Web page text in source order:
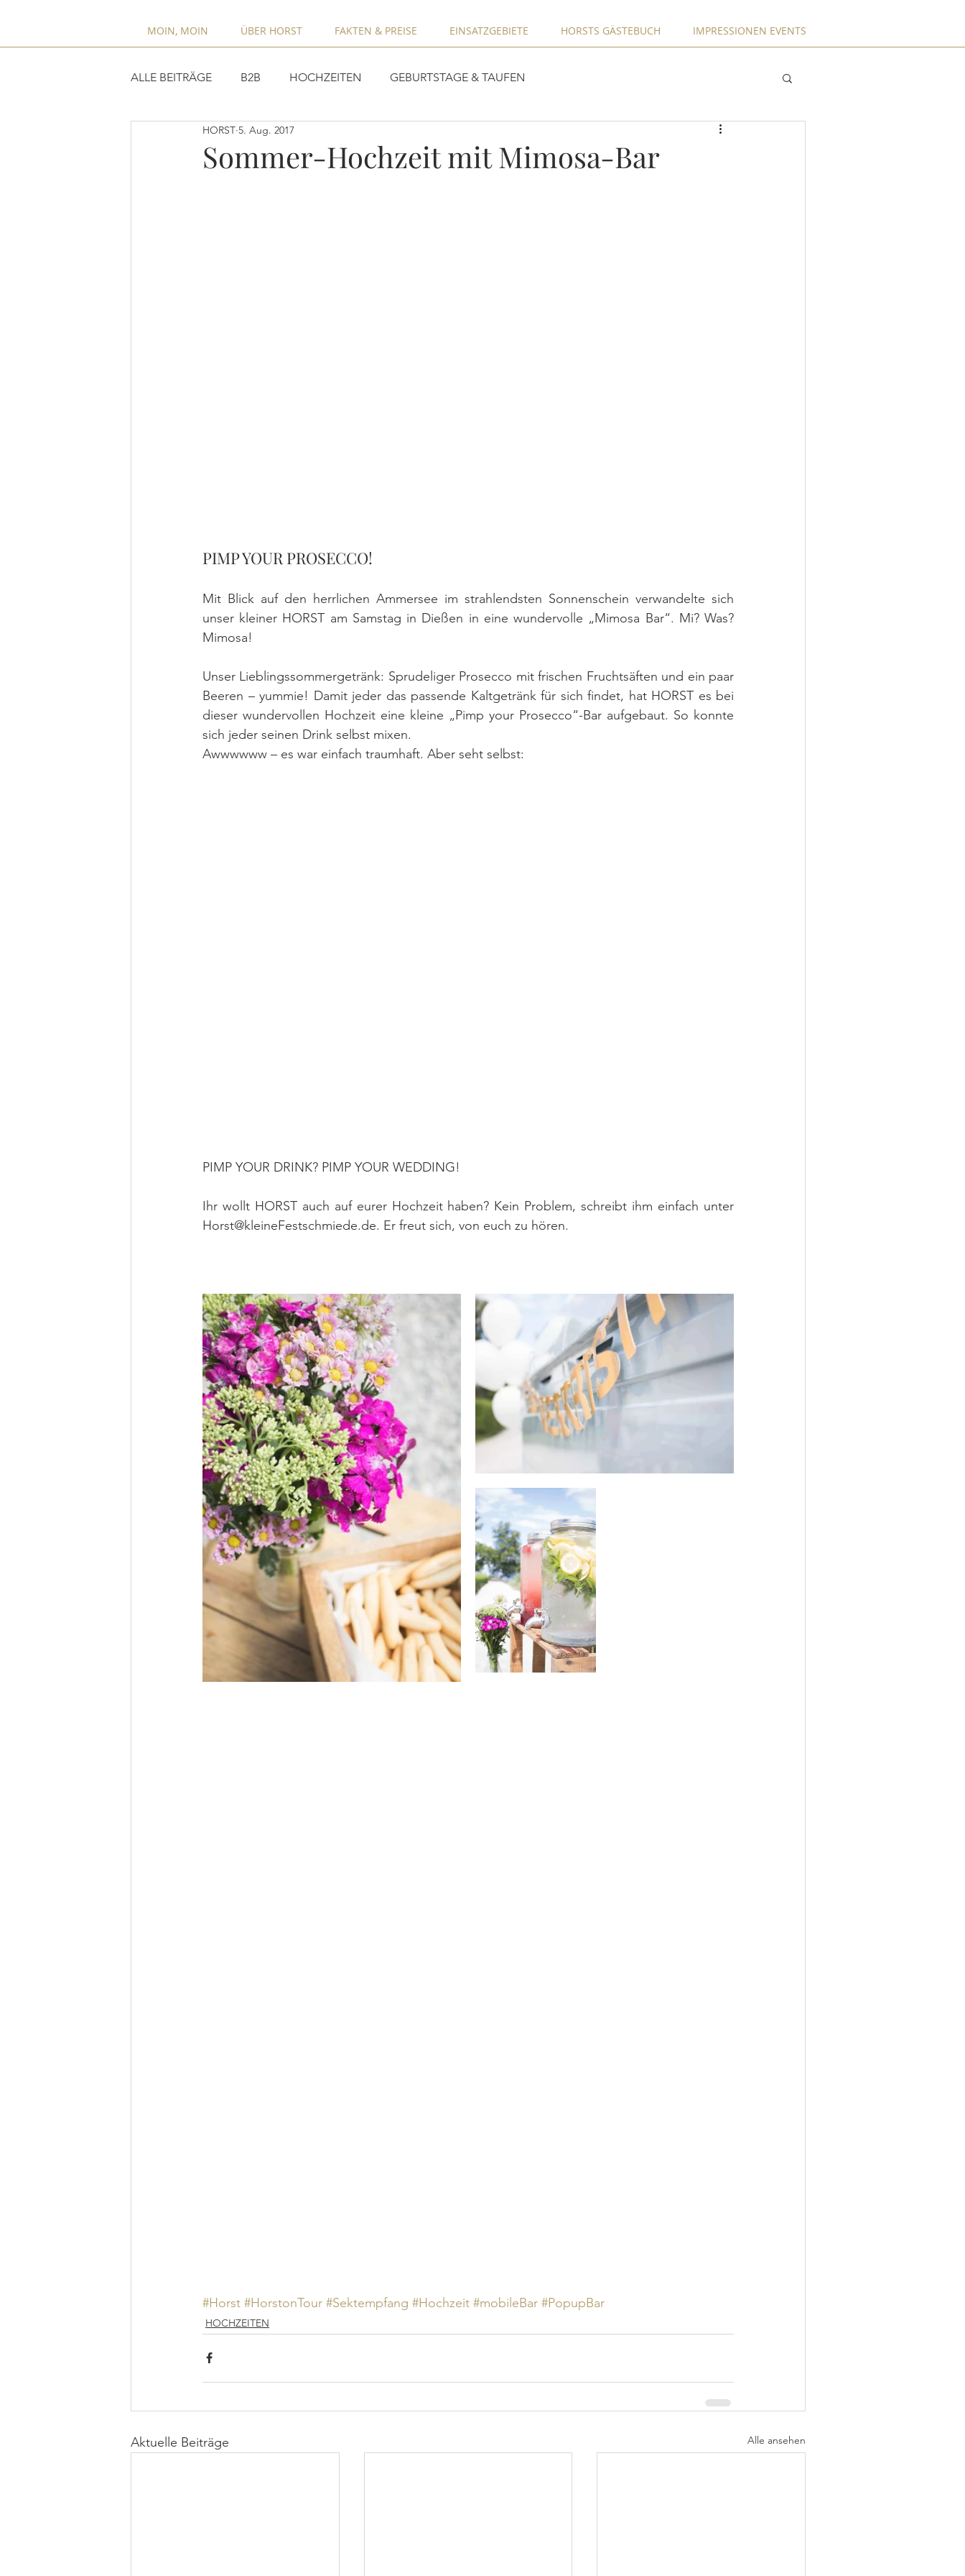
MOIN, MOIN ÜBER HORST FAKTEN & PREISE EINSATZGEBIETE HORSTS GÄSTEBUCH IMPRESSIONEN EVENTS
ALLE BEITRÄGE B2B HOCHZEITEN GEBURTSTAGE & TAUFEN
Sommer-Hochzeit mit Mimosa-Bar
HORST 5. Aug. 2017
PIMP YOUR PROSECCO!
Mit Blick auf den herrlichen Ammersee im strahlendsten Sonnenschein verwandelte sich
unser kleiner HORST am Samstag in Dießen in eine wundervolle „Mimosa Bar“. Mi? Was?
Mimosa!
Unser Lieblingssommergetränk: Sprudeliger Prosecco mit frischen Fruchtsäften und ein paar
Beeren – yummie! Damit jeder das passende Kaltgetränk für sich findet, hat HORST es bei
dieser wundervollen Hochzeit eine kleine „Pimp your Prosecco“-Bar aufgebaut. So konnte
sich jeder seinen Drink selbst mixen.
Awwwwww – es war einfach traumhaft. Aber seht selbst:
PIMP YOUR DRINK? PIMP YOUR WEDDING!
Ihr wollt HORST auch auf eurer Hochzeit haben? Kein Problem, schreibt ihm einfach unter
Horst@kleineFestschmiede.de. Er freut sich, von euch zu hören.
#Horst #HorstonTour #Sektempfang #Hochzeit #mobileBar #PopupBar
HOCHZEITEN
Aktuelle Beiträge Alle ansehen